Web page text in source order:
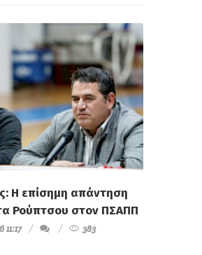
Η επίσημη απάντηση
Ρούπτσου στον ΠΣΑΠΠ
383